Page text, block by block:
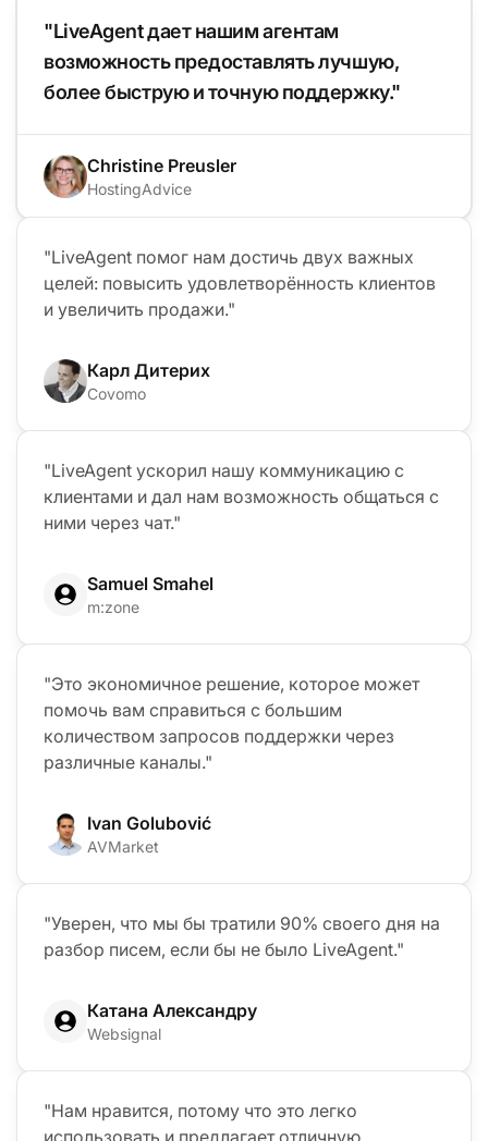
"LiveAgent дает нашим агентам
возможность предоставлять лучшую,
более быструю и точную поддержку."
Christine Preusler
HostingAdvice
"LiveAgent помог нам достичь двух важных
целей: повысить удовлетворённость клиентов
и увеличить продажи."
Карл Дитерих
Covomo
"LiveAgent ускорил нашу коммуникацию с
клиентами и дал нам возможность общаться с
ними через чат."
Samuel Smahel
m:zone
"Это экономичное решение, которое может
помочь вам справиться с большим
количеством запросов поддержки через
различные каналы."
Ivan Golubović
AVMarket
"Уверен, что мы бы тратили 90% своего дня на
разбор писем, если бы не было LiveAgent."
Катана Александру
Websignal
"Нам нравится, потому что это легко
использовать и предлагает отличную